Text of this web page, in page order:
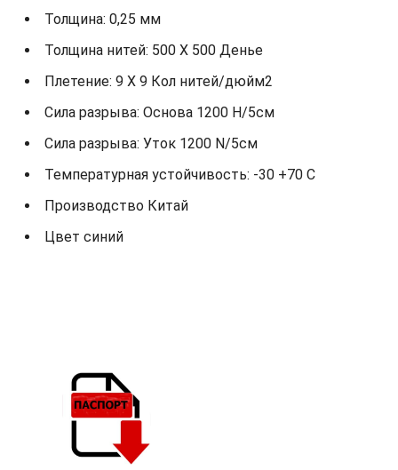
Толщина: 0,25 мм
Толщина нитей: 500 X 500 Денье
Плетение: 9 X 9 Кол нитей/дюйм2
Сила разрыва: Основа 1200 Н/5см
Сила разрыва: Уток 1200 N/5см
Температурная устойчивость: -30 +70 С
Производство Китай
Цвет синий